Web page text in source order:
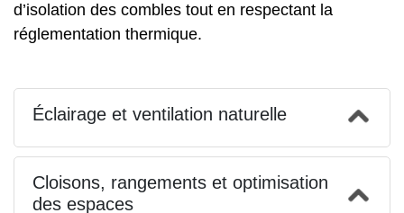
d’isolation des combles tout en respectant la
réglementation thermique.
Éclairage et ventilation naturelle
Cloisons, rangements et optimisation
des espaces